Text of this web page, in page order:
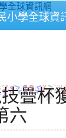
小學全球資
疊杯
六